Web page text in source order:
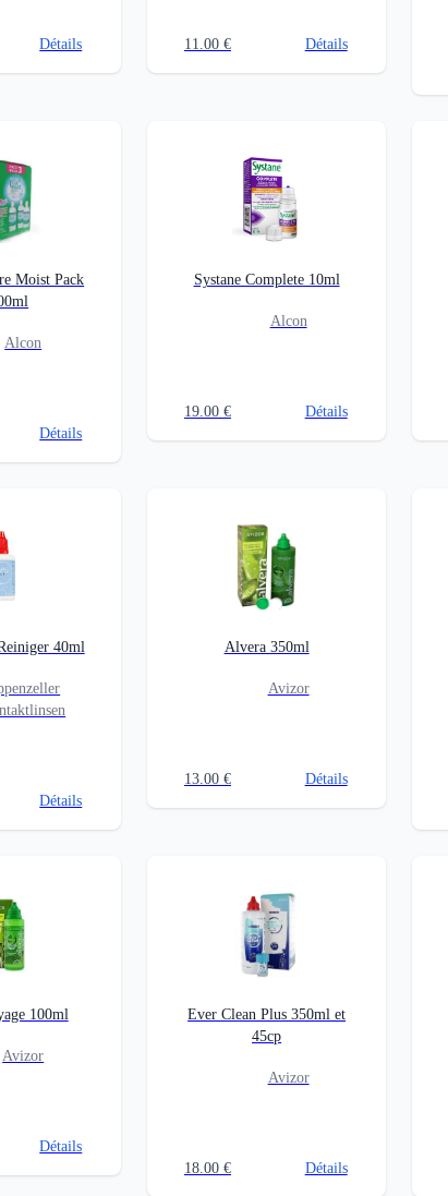
Détails 11.00 € Détails
Moist Pack
Alcon
Détails
Systane Complete 10ml
Alcon
19.00 € Détails
40ml
Détails
Alvera 350ml
Avizor
13.00 € Détails
100ml
Avizor
Détails
Ever Clean Plus 350ml et
45cp
Avizor
18.00 € Détails